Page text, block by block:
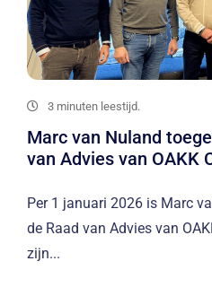
3 minuten leestijd.
Marc van Nuland
van Advies van OAKK
Per 1 januari 2026 is Marc
de Raad van Advies van
zijn...